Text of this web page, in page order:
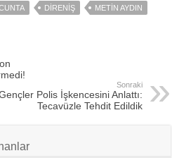
DIRENIŞ
METIN AYDIN
Sonraki
Polis İşkencesini Anlattı:
Tecavüzle Tehdit Edildik